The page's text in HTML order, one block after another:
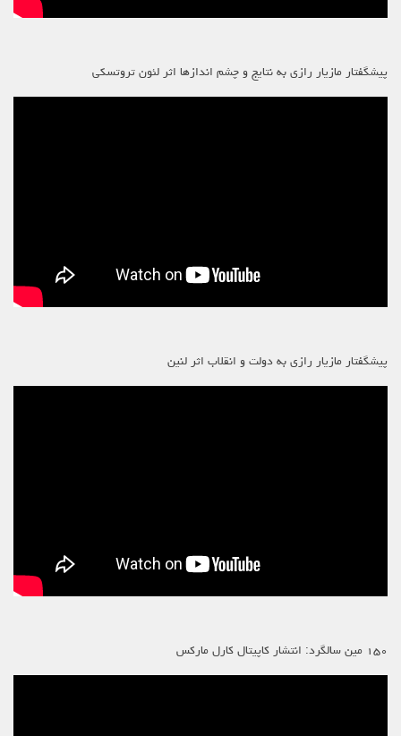
پیشگفتار مازیار رازی به نتایج و چشم اندازها اثر لئون تروتسکی
پیشگفتار مازیار رازی به دولت و انقلاب اثر لنین
۱۵۰ مین سالگرد: انتشار کاپیتال کارل مارکس